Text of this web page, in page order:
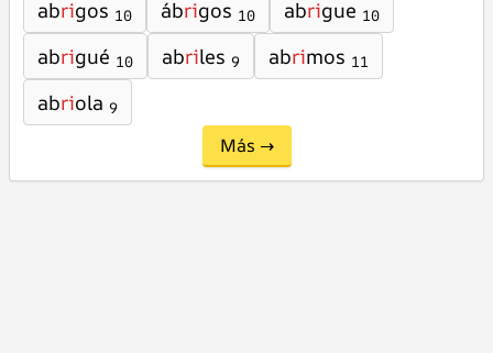
abrigos 10 ábrigos 10 abrigue 10
abrigué 10 abriles 9 abrimos 11
abriola 9
Más →